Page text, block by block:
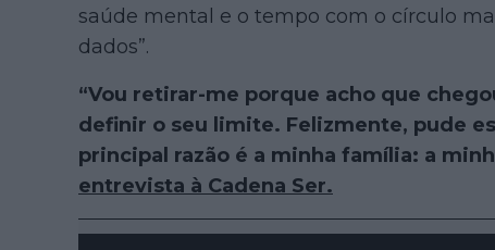
saúde mental e o tempo com o círculo
dados”.
“Vou retirar-me porque acho que
definir o seu limite. Felizmente, pude
principal razão é a minha família: a
entrevista à Cadena Ser.